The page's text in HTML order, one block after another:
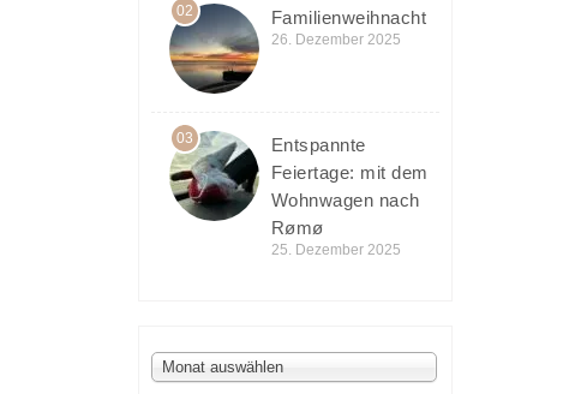
02 Familienweihnacht
26. Dezember 2025
03
Entspannte
Feiertage: mit dem
Wohnwagen nach
Rømø
25. Dezember 2025
Archiv
Monat auswählen